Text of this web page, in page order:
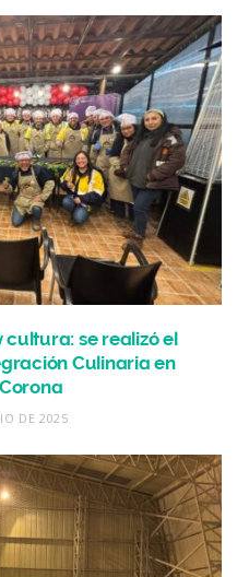
se realizó el
Culinaria en
DE 2025